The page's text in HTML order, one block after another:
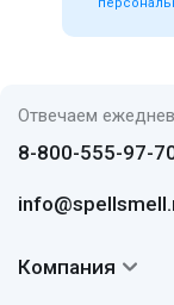
Отвечаем
8-800-555-97-
Компания